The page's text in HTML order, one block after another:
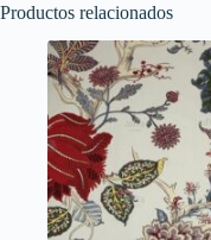
Productos relacionados